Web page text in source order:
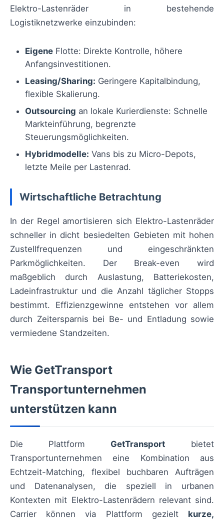
Elektro-Lastenräder in bestehende
Logistiknetzwerke einzubinden:
Eigene Flotte: Direkte Kontrolle, höhere
Anfangsinvestitionen.
Leasing/Sharing: Geringere Kapitalbindung,
flexible Skalierung.
Outsourcing an lokale Kurierdienste: Schnelle
Markteinführung, begrenzte
Steuerungsmöglichkeiten.
Hybridmodelle: Vans bis zu Micro-Depots,
letzte Meile per Lastenrad.
Wirtschaftliche Betrachtung
In der Regel amortisieren sich Elektro-Lastenräder
schneller in dicht besiedelten Gebieten mit hohen
Zustellfrequenzen und eingeschränkten
Parkmöglichkeiten. Der Break-even wird
maßgeblich durch Auslastung, Batteriekosten,
Ladeinfrastruktur und die Anzahl täglicher Stopps
bestimmt. Effizienzgewinne entstehen vor allem
durch Zeitersparnis bei Be- und Entladung sowie
vermiedene Standzeiten.
Wie GetTransport
Transportunternehmen
unterstützen kann
Die Plattform GetTransport bietet
Transportunternehmen eine Kombination aus
Echtzeit-Matching, flexibel buchbaren Aufträgen
und Datenanalysen, die speziell in urbanen
Kontexten mit Elektro-Lastenrädern relevant sind.
Carrier können via Plattform gezielt kurze,